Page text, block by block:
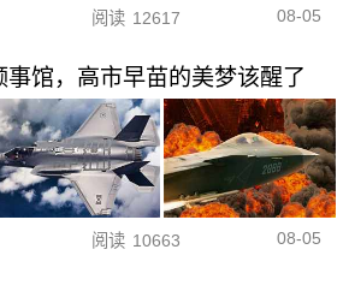
阅读 12617 08-05
馆，高市早苗的美梦该醒了
阅读 10663 08-05